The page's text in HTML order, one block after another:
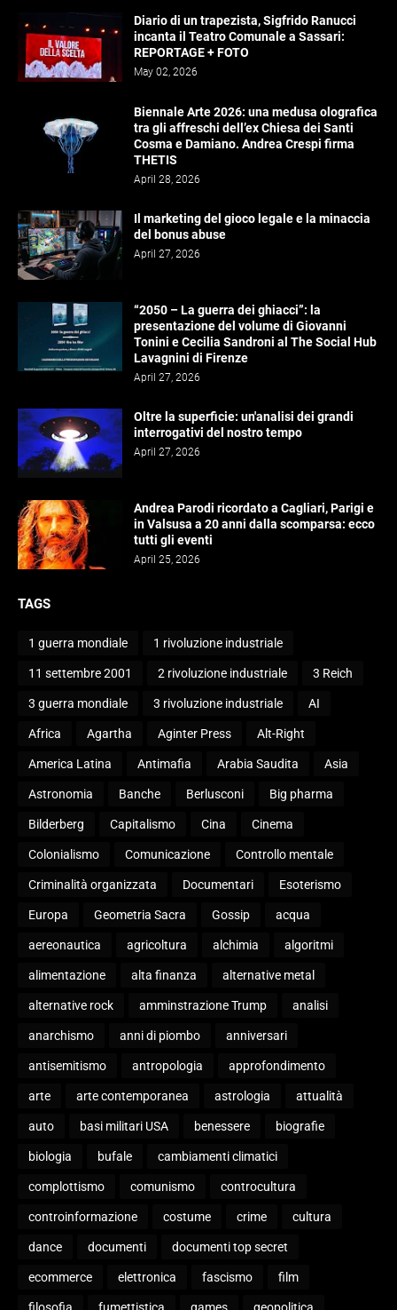
Diario di un trapezista, Sigfrido Ranucci
incanta il Teatro Comunale a Sassari:
REPORTAGE + FOTO
May 02, 2026
Biennale Arte 2026: una medusa olografica
tra gli affreschi dell’ex Chiesa dei Santi
Cosma e Damiano. Andrea Crespi firma
THETIS
April 28, 2026
Il marketing del gioco legale e la minaccia
del bonus abuse
April 27, 2026
“2050 – La guerra dei ghiacci”: la
presentazione del volume di Giovanni
Tonini e Cecilia Sandroni al The Social Hub
Lavagnini di Firenze
April 27, 2026
Oltre la superficie: un'analisi dei grandi
interrogativi del nostro tempo
April 27, 2026
Andrea Parodi ricordato a Cagliari, Parigi e
in Valsusa a 20 anni dalla scomparsa: ecco
tutti gli eventi
April 25, 2026
TAGS
1 guerra mondiale 1 rivoluzione industriale
11 settembre 2001 2 rivoluzione industriale 3 Reich
3 guerra mondiale 3 rivoluzione industriale AI
Africa Agartha Aginter Press Alt-Right
America Latina Antimafia Arabia Saudita Asia
Astronomia Banche Berlusconi Big pharma
Bilderberg Capitalismo Cina Cinema
Colonialismo Comunicazione Controllo mentale
Criminalità organizzata Documentari Esoterismo
Europa Geometria Sacra Gossip acqua
aereonautica agricoltura alchimia algoritmi
alimentazione alta finanza alternative metal
alternative rock amminstrazione Trump analisi
anarchismo anni di piombo anniversari
antisemitismo antropologia approfondimento
arte arte contemporanea astrologia attualità
auto basi militari USA benessere biografie
biologia bufale cambiamenti climatici
complottismo comunismo controcultura
controinformazione costume crime cultura
dance documenti documenti top secret
ecommerce elettronica fascismo film
filosofia fumettistica games geopolitica